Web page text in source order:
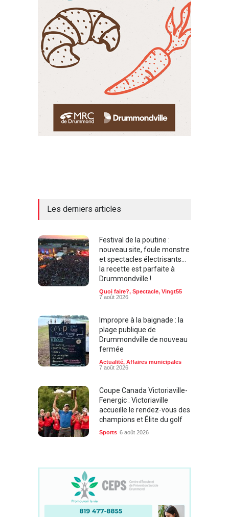
Les derniers articles
Festival de la poutine :
nouveau site, foule monstre
et spectacles électrisants…
la recette est parfaite à
Drummondville !
Quoi faire?, Spectacle, Vingt55
7 août 2026
Impropre à la baignade : la
plage publique de
Drummondville de nouveau
fermée
Actualité, Affaires municipales
7 août 2026
Coupe Canada Victoriaville-
Fenergic : Victoriaville
accueille le rendez-vous des
champions et Élite du golf
Sports 6 août 2026